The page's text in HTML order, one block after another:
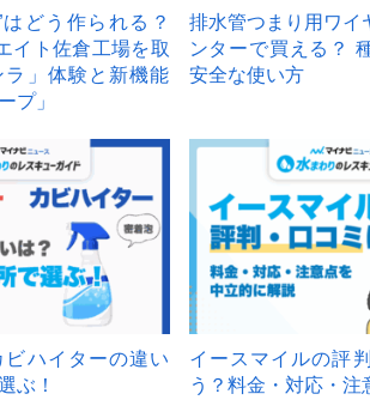
どう作られる？
イト佐倉工場を取
」体験と新機能
プ」
排水管つまり用ワイ
ンターで買える？
安全な使い方
ビハイターの違い
ぶ！
イースマイルの評
う？料金・対応・注